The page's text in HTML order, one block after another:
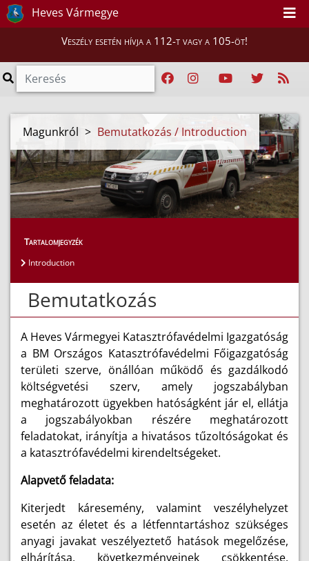
Heves Vármegye
Veszély esetén hívja a 112-t vagy a 105-öt!
Magunkról > Bemutatkozás / Introduction
Tartalomjegyzék
Introduction
Bemutatkozás
A Heves Vármegyei Katasztrófavédelmi Igazgatóság
a BM Országos Katasztrófavédelmi Főigazgatóság
területi szerve, önállóan működő és gazdálkodó
költségvetési szerv, amely jogszabályban
meghatározott ügyekben hatóságként jár el, ellátja
a jogszabályokban részére meghatározott
feladatokat, irányítja a hivatásos tűzoltóságokat és
a katasztrófavédelmi kirendeltségeket.
Alapvető feladata:
Kiterjedt káresemény, valamint veszélyhelyzet
esetén az életet és a létfenntartáshoz szükséges
anyagi javakat veszélyeztető hatások megelőzése,
elhárítása, következményeinek csökkentése,